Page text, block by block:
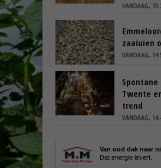
VANDAAG,
zaaiuien
VANDAAG,
Twente
trend
VANDAAG,
Van oud dak naar
Dat energie levert.